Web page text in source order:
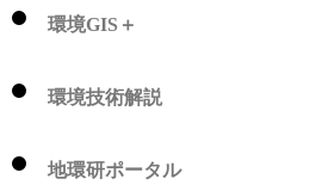
環境GIS＋
環境技術解説
地環研ポータル